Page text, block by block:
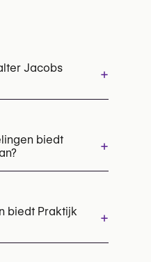
Jacobs
+
biedt
+
biedt Praktijk
+